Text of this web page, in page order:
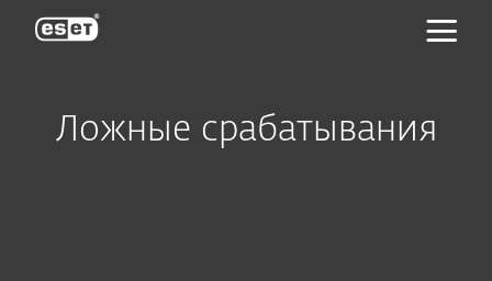
Ложные срабатывания
ESET